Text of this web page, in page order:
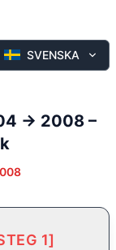
SVENSKA
-> 2008–
1]